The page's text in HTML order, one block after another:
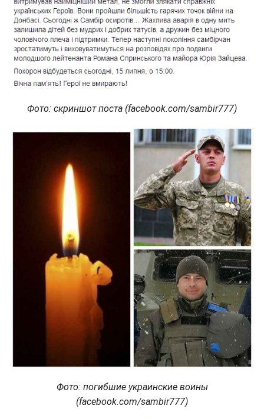
Фото: скриншот поста (facebook.com/sambir777)
Фото: погибшие украинские воины
(facebook.com/sambir777)